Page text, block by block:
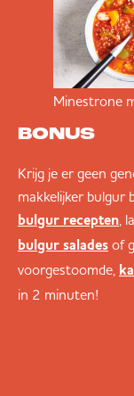
Minestrone
BONUS
Krijg je er geen
makkelijker bulgur
bulgur recepten,
bulgur salades of
voorgestoomde,
in 2 minuten!